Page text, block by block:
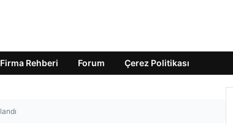
Firma Rehberi Forum Çerez Politikası